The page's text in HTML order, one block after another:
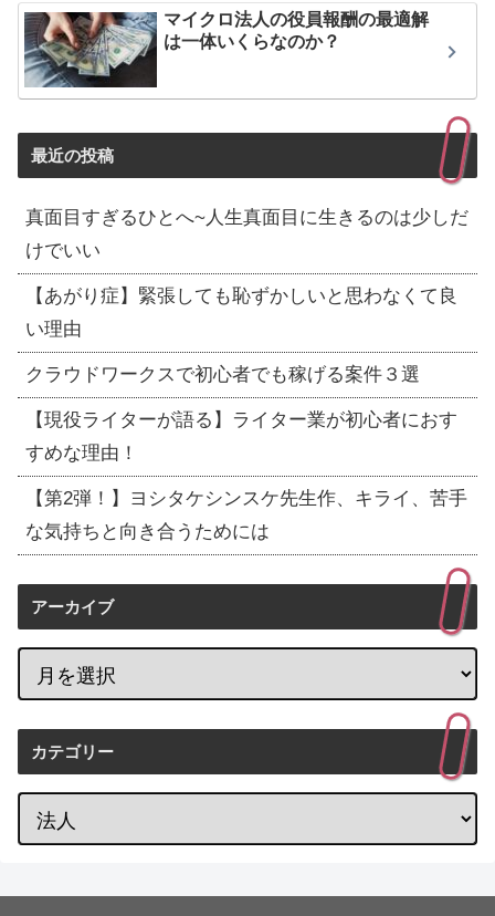
マイクロ法人の役員報酬の最適解
は一体いくらなのか？
最近の投稿
真面目すぎるひとへ~人生真面目に生きるのは少しだ
けでいい
【あがり症】緊張しても恥ずかしいと思わなくて良
い理由
クラウドワークスで初心者でも稼げる案件３選
【現役ライターが語る】ライター業が初心者におす
すめな理由！
【第2弾！】ヨシタケシンスケ先生作、キライ、苦手
な気持ちと向き合うためには
アーカイブ
カテゴリー